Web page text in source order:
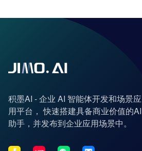
积墨AI - 企业 AI 智能体开发和场景应
用平台， 快速搭建具备商业价值的AI
助手，并发布到企业应用场景中。